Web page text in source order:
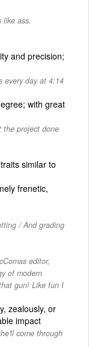
like ass.
and precision;
every day at 4:14
with great
the project done
similar to
frenetic,
/ And grading
editor,
of modern
gun! Like fun I
zealously, or
impact
come through